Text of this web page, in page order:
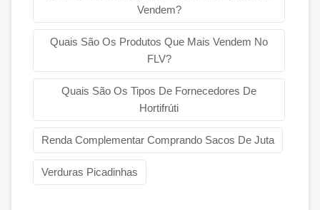
Vendem?
Quais São Os Produtos Que Mais Vendem No
FLV?
Quais São Os Tipos De Fornecedores De
Hortifrúti
Renda Complementar Comprando Sacos De Juta
Verduras Picadinhas